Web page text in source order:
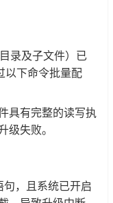
目录及子文件）已
以下命令批量配
具有完整的读写执
级失败。
，且系统已开启